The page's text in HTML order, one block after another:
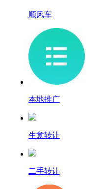
顺风车
本地推广
生意转让
二手转让